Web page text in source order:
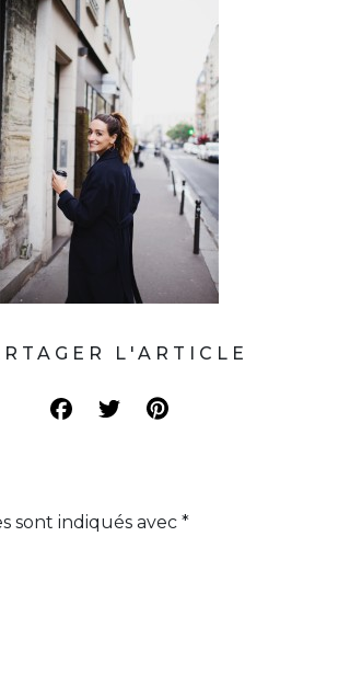
L'ARTICLE
sont indiqués avec *